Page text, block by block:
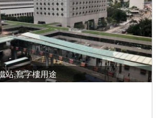
站,寫字樓用途